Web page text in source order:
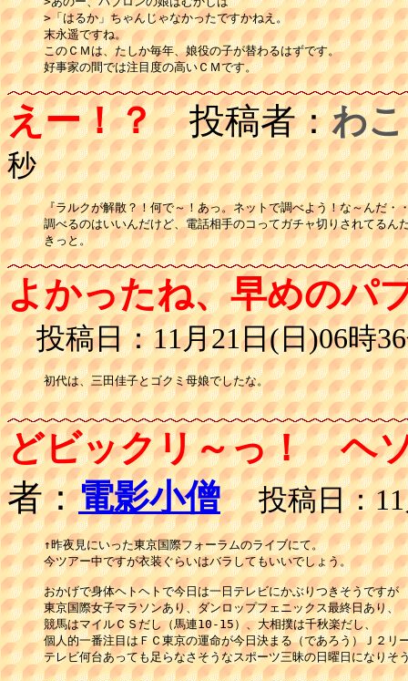
>「はるか」ちゃんじゃなかったですかねえ。
末永遥ですね。
このＣＭは、たしか毎年、娘役の子が替わるはずです。
好事家の間では注目度の高いＣＭです。
えー！？投稿者：わこ
秒
『ラルクが解散？！何で～！あっ。ネットで調べよう！な～んだ・
調べるのはいいんだけど、電話相手のコってガチャ切りされてるん
きっと。
よかったね、早めのパ
投稿日：11月21日(日)06時
初代は、三田佳子とゴクミ母娘でしたな。
どビックリ～っ！ ヘ
者：電影小僧 投稿日：11
↑昨夜見にいった東京国際フォーラムのライブにて。
今ツアー中ですが衣装ぐらいはバラしてもいいでしょう。
おかげで身体ヘトヘトで今日は一日テレビにかぶりつきそうですが
東京国際女子マラソンあり、ダンロップフェニックス最終日あり、
競馬はマイルＣＳだし（馬連10-15）、大相撲は千秋楽だし、
個人的一番注目はＦＣ東京の運命が今日決まる（であろう）Ｊ２リ
テレビ何台あっても足らなさそうなスポーツ三昧の日曜日になりそ